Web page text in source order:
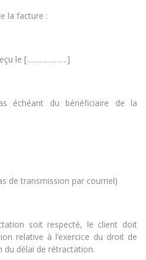
la facture :
le [……………….]
échéant du bénéficiaire de la
de transmission par courriel)
soit respecté, le client doit
relative à l’exercice du droit de
du délai de rétractation.